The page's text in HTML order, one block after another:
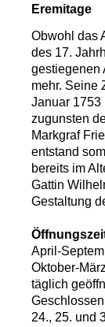
Eremitage
Obwohl das
des 17.
gestiegenen
mehr. Seine
Januar 1753
zugunsten
Markgraf
entstand
bereits im
Gattin
Gestaltung
April-
Oktober-
täglich
24., 25. und